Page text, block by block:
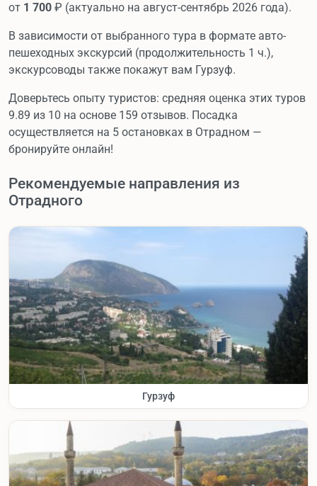
от 1 700 ₽ (актуально на август-сентябрь 2026 года).
В зависимости от выбранного тура в формате авто-
пешеходных экскурсий (продолжительность 1 ч.),
экскурсоводы также покажут вам Гурзуф.
Доверьтесь опыту туристов: средняя оценка этих туров
9.89 из 10 на основе 159 отзывов. Посадка
осуществляется на 5 остановках в Отрадном —
бронируйте онлайн!
Рекомендуемые направления из
Отрадного
Гурзуф